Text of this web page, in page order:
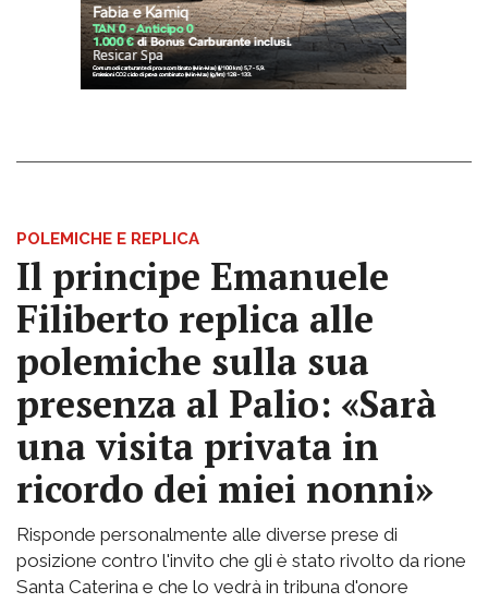
POLEMICHE E REPLICA
Il principe Emanuele
Filiberto replica alle
polemiche sulla sua
presenza al Palio: «Sarà
una visita privata in
ricordo dei miei nonni»
Risponde personalmente alle diverse prese di
posizione contro l'invito che gli è stato rivolto da rione
Santa Caterina e che lo vedrà in tribuna d'onore